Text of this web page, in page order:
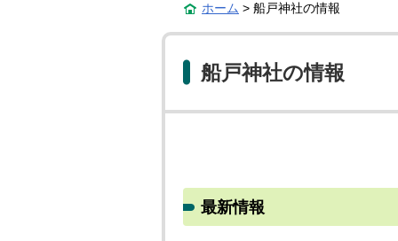
ホーム > 船戸神社の情報
船戸神社の情報
最新情報